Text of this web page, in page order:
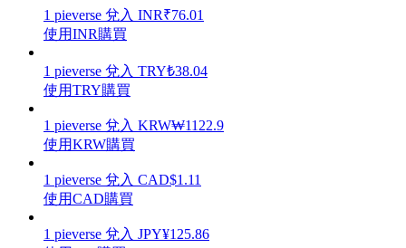
一鍵質押鎖定高收益
1 pieverse 兌入 INR₹76.01
使用INR購買
1 pieverse 兌入 TRY₺38.04
使用TRY購買
1 pieverse 兌入 KRW₩1122.9
使用KRW購買
1 pieverse 兌入 CAD$1.11
使用CAD購買
1 pieverse 兌入 JPY¥125.86